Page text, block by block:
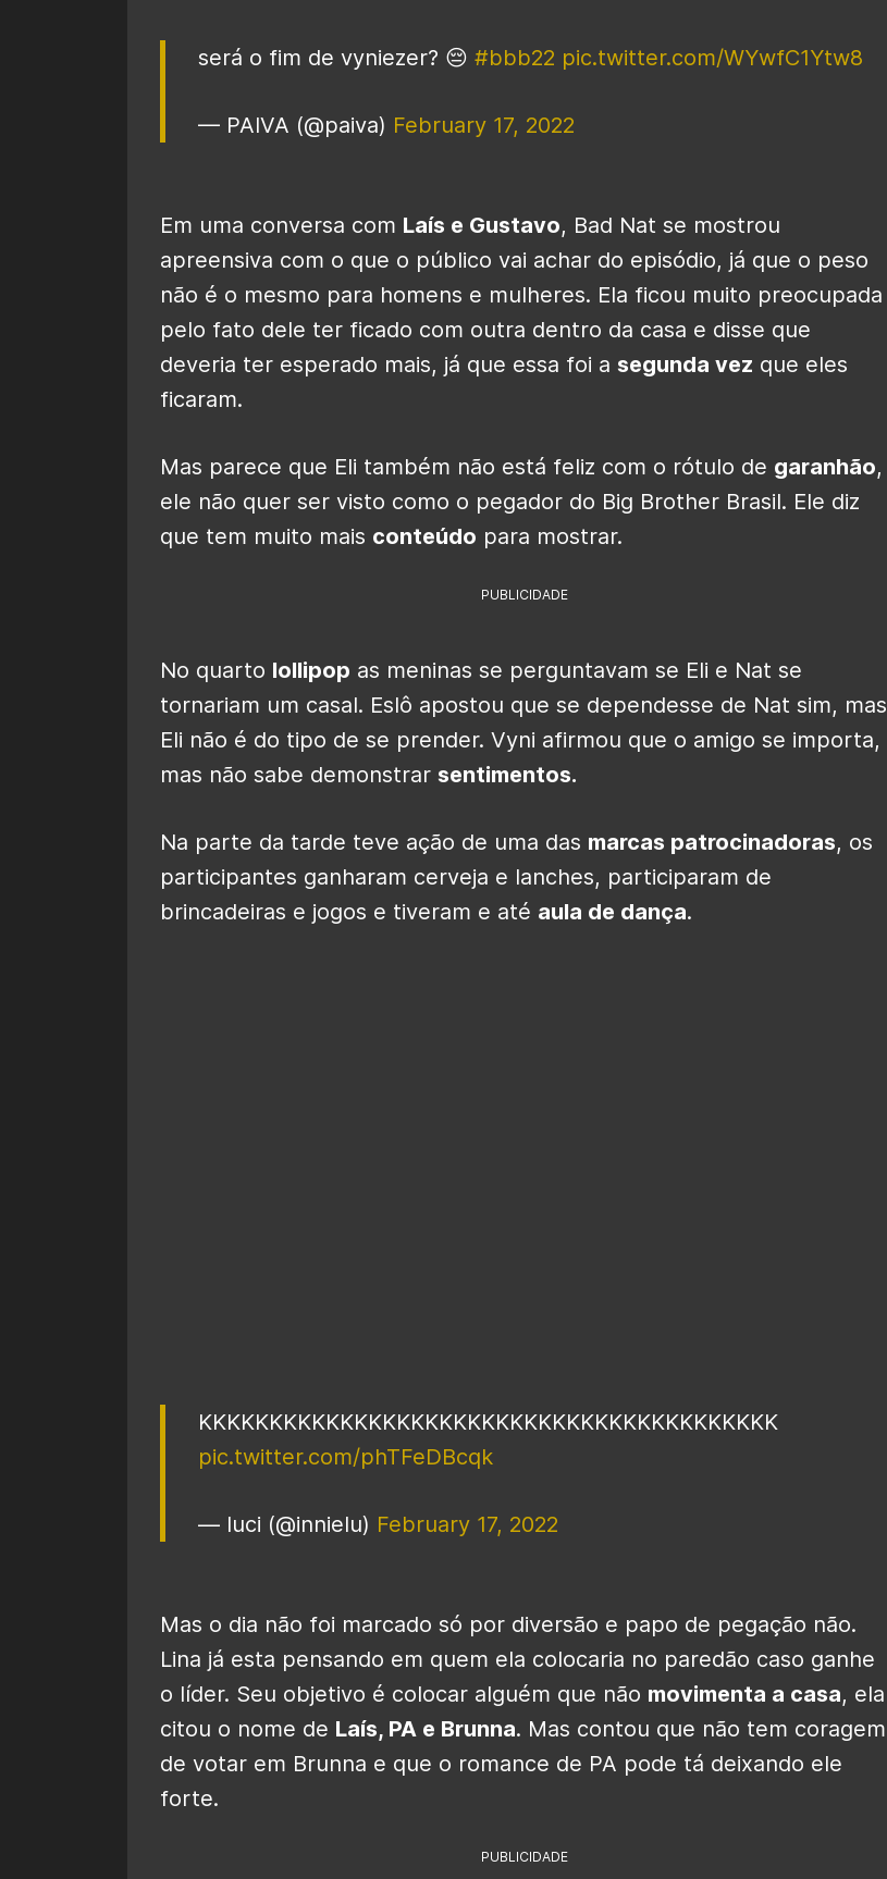
será o fim de vyniezer? 😔 #bbb22 pic.twitter.com/WYwfC1Ytw8
— PAIVA (@paiva) February 17, 2022
Em uma conversa com Laís e Gustavo, Bad Nat se mostrou
apreensiva com o que o público vai achar do episódio, já que o peso
não é o mesmo para homens e mulheres. Ela ficou muito preocupada
pelo fato dele ter ficado com outra dentro da casa e disse que
deveria ter esperado mais, já que essa foi a segunda vez que eles
ficaram.
Mas parece que Eli também não está feliz com o rótulo de garanhão,
ele não quer ser visto como o pegador do Big Brother Brasil. Ele diz
que tem muito mais conteúdo para mostrar.
PUBLICIDADE
No quarto lollipop as meninas se perguntavam se Eli e Nat se
tornariam um casal. Eslô apostou que se dependesse de Nat sim, mas
Eli não é do tipo de se prender. Vyni afirmou que o amigo se importa,
mas não sabe demonstrar sentimentos.
Na parte da tarde teve ação de uma das marcas patrocinadoras, os
participantes ganharam cerveja e lanches, participaram de
brincadeiras e jogos e tiveram e até aula de dança.
KKKKKKKKKKKKKKKKKKKKKKKKKKKKKKKKKKKKKKKKK
pic.twitter.com/phTFeDBcqk
— luci (@innielu) February 17, 2022
Mas o dia não foi marcado só por diversão e papo de pegação não.
Lina já esta pensando em quem ela colocaria no paredão caso ganhe
o líder. Seu objetivo é colocar alguém que não movimenta a casa, ela
citou o nome de Laís, PA e Brunna. Mas contou que não tem coragem
de votar em Brunna e que o romance de PA pode tá deixando ele
forte.
PUBLICIDADE